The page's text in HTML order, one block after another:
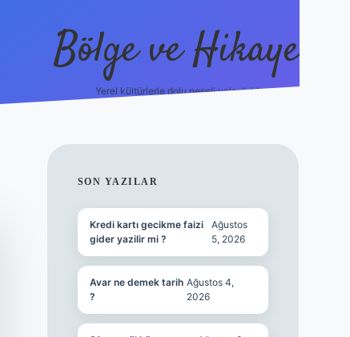
Bölge ve Hikaye
Yerel kültürlerle dolu neşeli yolculuk!
SIDEBAR
SON YAZILAR
Kredi kartı gecikme faizi
gider yazilir mi ?
Ağustos
5, 2026
Avar ne demek tarih
?
Ağustos 4,
2026
grand opera